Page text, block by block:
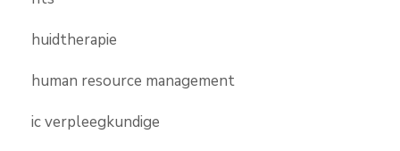
huidtherapie
human resource management
ic verpleegkundige